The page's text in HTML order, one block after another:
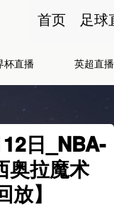
首页 足球
杯直播 英超直播
日_NBA-
奥拉魔术
】